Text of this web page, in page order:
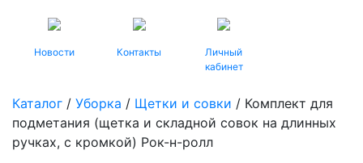
Новости Контакты
Личный
кабинет
Каталог / Уборка / Щетки и совки / Комплект для
подметания (щетка и складной совок на длинных
ручках, с кромкой) Рок-н-ролл